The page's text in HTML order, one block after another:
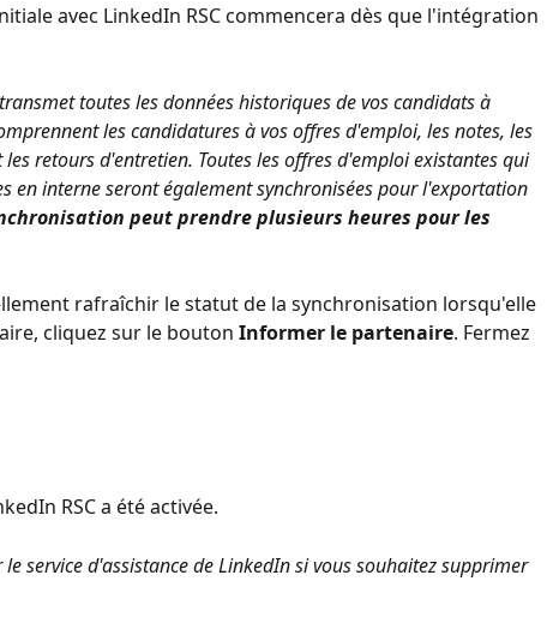
avec LinkedIn RSC commencera dès que l'intégration
toutes les données historiques de vos candidats à
les candidatures à vos offres d'emploi, les notes, les
retours d'entretien. Toutes les offres d'emploi existantes qui
en interne seront également synchronisées pour l'exportation
peut prendre plusieurs heures pour les
rafraîchir le statut de la synchronisation lorsqu'elle
cliquez sur le bouton Informer le partenaire. Fermez
RSC a été activée.
le service d'assistance de LinkedIn si vous souhaitez supprimer